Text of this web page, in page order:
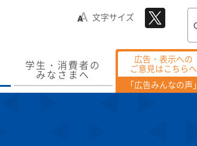
文字サイズ
学生・消費者の
みなさまへ
広告・表示への
ご意見はこちらへ
「広告みんなの声」